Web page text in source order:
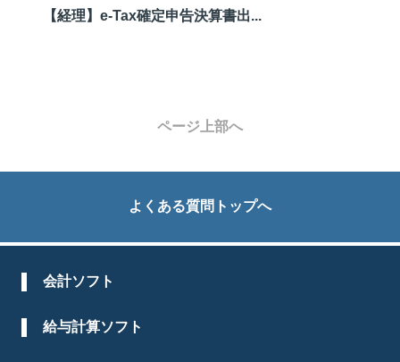
【経理】e-Tax確定申告決算書出...
ページ上部へ
よくある質問トップへ
会計ソフト
給与計算ソフト